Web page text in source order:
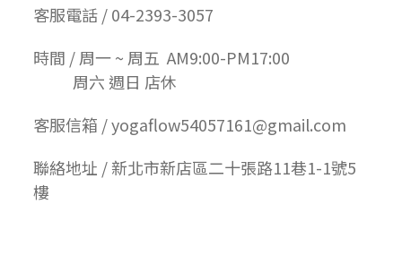
客服電話 / 04-2393-3057
時間 / 周一 ~ 周五 AM9:00-PM17:00
周六 週日 店休
客服信箱 / yogaflow54057161@gmail.com
聯絡地址 / 新北市新店區二十張路11巷1-1號5
樓